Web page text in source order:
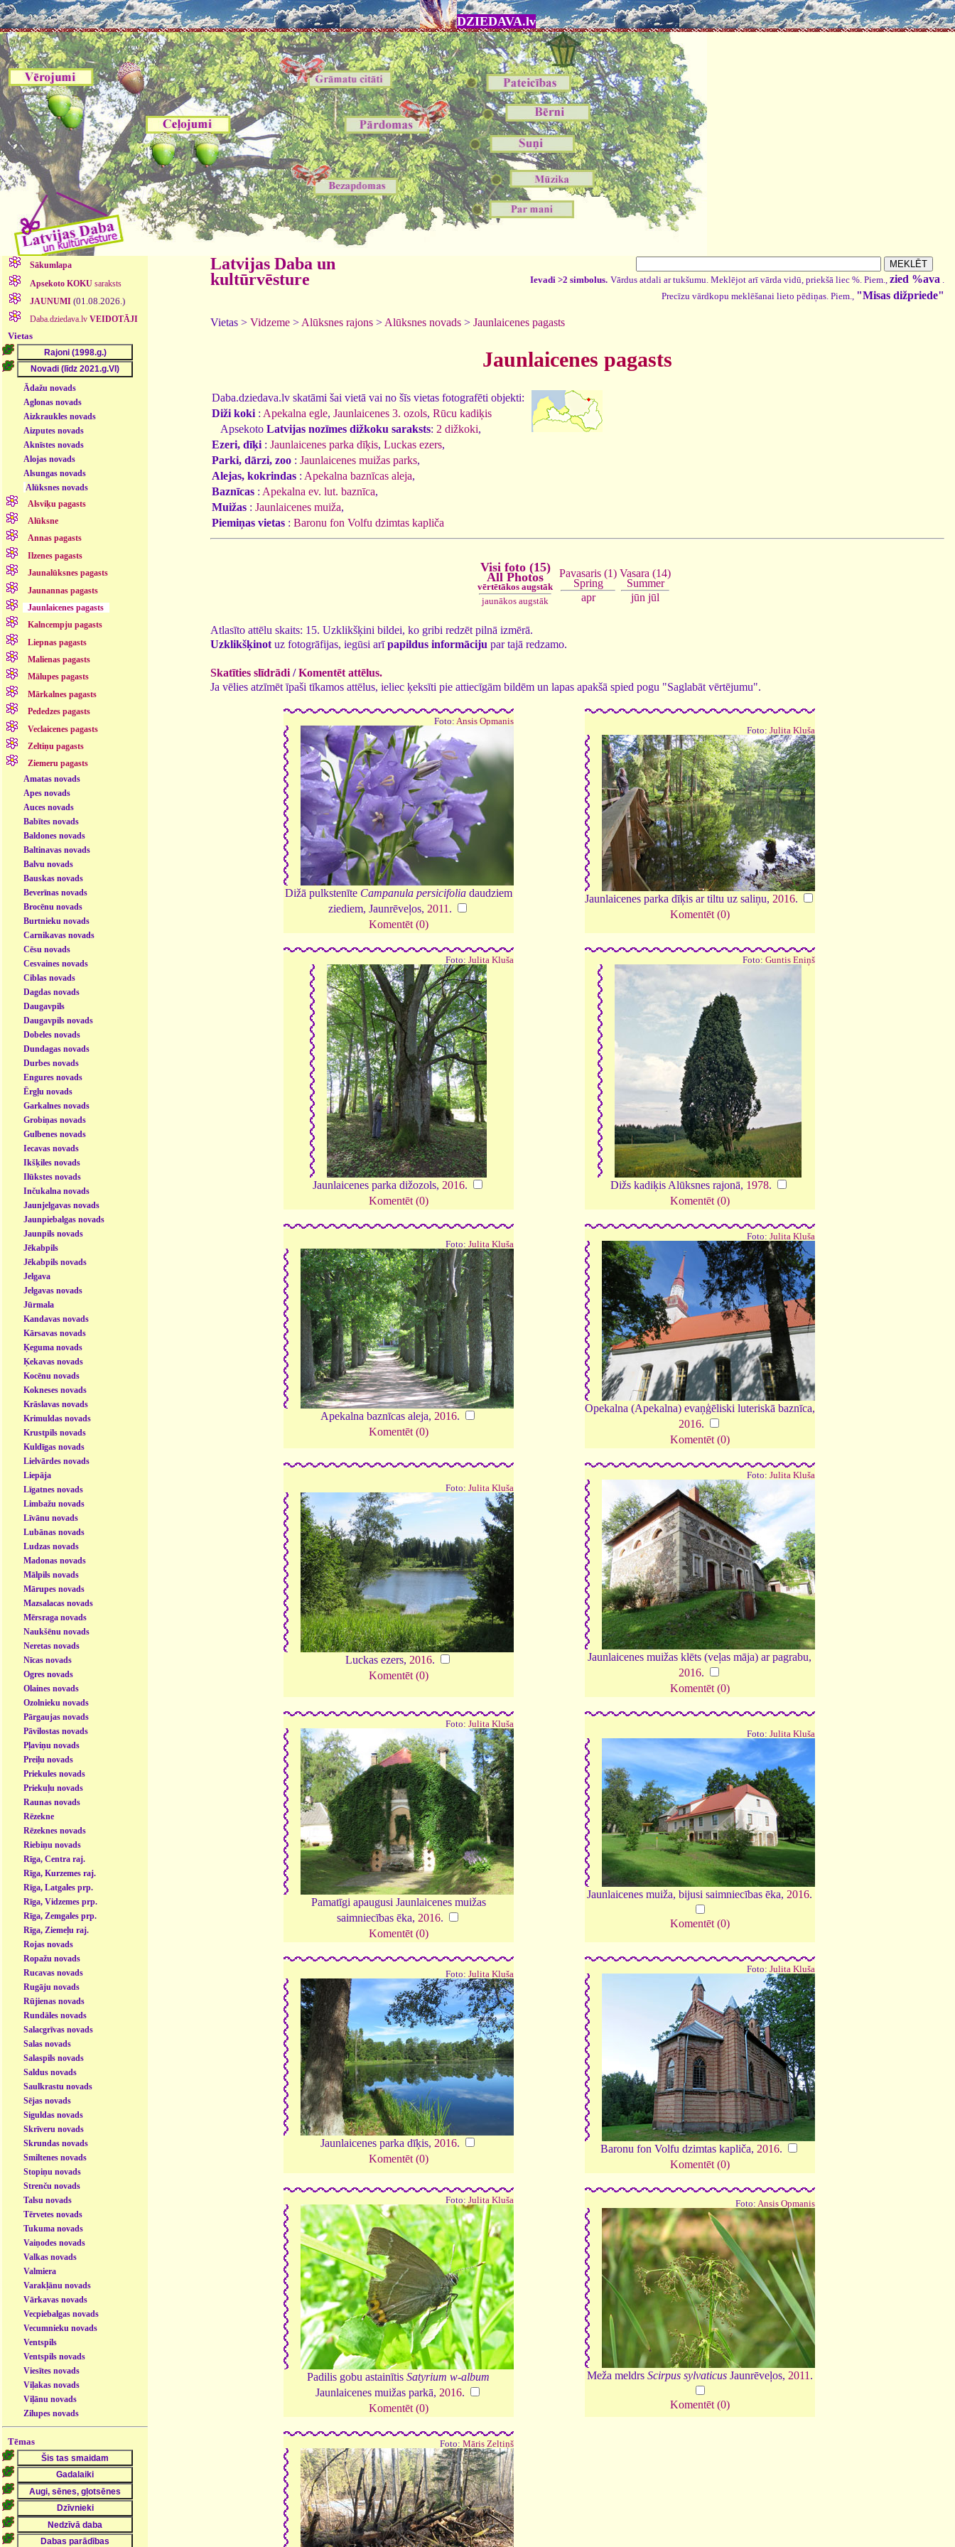
DZIEDAVA.lv
Sākumlapa
Apsekoto KOKUsaraksts
JAUNUMI (01.08.2026.)
Daba.dziedava.lv VEIDOTĀJI
Vietas
Ādažu novads
Aglonas novads
Aizkraukles novads
Aizputes novads
Aknīstes novads
Alojas novads
Alsungas novads
Alūksnes novads
Alsviķu pagasts
Alūksne
Annas pagasts
Ilzenes pagasts
Jaunalūksnes pagasts
Jaunannas pagasts
Jaunlaicenes pagasts
Kalncempju pagasts
Liepnas pagasts
Malienas pagasts
Mālupes pagasts
Mārkalnes pagasts
Pededzes pagasts
Veclaicenes pagasts
Zeltiņu pagasts
Ziemeru pagasts
Amatas novads
Apes novads
Auces novads
Babītes novads
Baldones novads
Baltinavas novads
Balvu novads
Bauskas novads
Beverīnas novads
Brocēnu novads
Burtnieku novads
Carnikavas novads
Cēsu novads
Cesvaines novads
Ciblas novads
Dagdas novads
Daugavpils
Daugavpils novads
Dobeles novads
Dundagas novads
Durbes novads
Engures novads
Ērgļu novads
Garkalnes novads
Grobiņas novads
Gulbenes novads
Iecavas novads
Ikšķiles novads
Ilūkstes novads
Inčukalna novads
Jaunjelgavas novads
Jaunpiebalgas novads
Jaunpils novads
Jēkabpils
Jēkabpils novads
Jelgava
Jelgavas novads
Jūrmala
Kandavas novads
Kārsavas novads
Ķeguma novads
Ķekavas novads
Kocēnu novads
Kokneses novads
Krāslavas novads
Krimuldas novads
Krustpils novads
Kuldīgas novads
Lielvārdes novads
Liepāja
Līgatnes novads
Limbažu novads
Līvānu novads
Lubānas novads
Ludzas novads
Madonas novads
Mālpils novads
Mārupes novads
Mazsalacas novads
Mērsraga novads
Naukšēnu novads
Neretas novads
Nīcas novads
Ogres novads
Olaines novads
Ozolnieku novads
Pārgaujas novads
Pāvilostas novads
Pļaviņu novads
Preiļu novads
Priekules novads
Priekuļu novads
Raunas novads
Rēzekne
Rēzeknes novads
Riebiņu novads
Rīga, Centra raj.
Rīga, Kurzemes raj.
Rīga, Latgales prp.
Rīga, Vidzemes prp.
Rīga, Zemgales prp.
Rīga, Ziemeļu raj.
Rojas novads
Ropažu novads
Rucavas novads
Rugāju novads
Rūjienas novads
Rundāles novads
Salacgrīvas novads
Salas novads
Salaspils novads
Saldus novads
Saulkrastu novads
Sējas novads
Siguldas novads
Skrīveru novads
Skrundas novads
Smiltenes novads
Stopiņu novads
Strenču novads
Talsu novads
Tērvetes novads
Tukuma novads
Vaiņodes novads
Valkas novads
Valmiera
Varakļānu novads
Vārkavas novads
Vecpiebalgas novads
Vecumnieku novads
Ventspils
Ventspils novads
Viesītes novads
Viļakas novads
Viļānu novads
Zilupes novads
Tēmas
Latvijas Daba un
kultūrvēsture
Ievadi >2 simbolus. Vārdus atdali ar tukšumu. Meklējot arī vārda vidū, priekšā liec %. Piem., zied %ava .
Precīzu vārdkopu meklēšanai lieto pēdiņas. Piem., "Misas dižpriede"
Vietas > Vidzeme > Alūksnes rajons > Alūksnes novads > Jaunlaicenes pagasts
Jaunlaicenes pagasts
Daba.dziedava.lv skatāmi šai vietā vai no šīs vietas fotografēti objekti:
Diži koki : Apekalna egle, Jaunlaicenes 3. ozols, Rūcu kadiķis
Apsekoto Latvijas nozīmes dižkoku saraksts: 2 dižkoki,
Ezeri, dīķi : Jaunlaicenes parka dīķis, Luckas ezers,
Parki, dārzi, zoo : Jaunlaicenes muižas parks,
Alejas, kokrindas : Apekalna baznīcas aleja,
Baznīcas : Apekalna ev. lut. baznīca,
Muižas : Jaunlaicenes muiža,
Piemiņas vietas : Baronu fon Volfu dzimtas kapliča
Visi foto (15)
All Photos
vērtētākos augstāk
jaunākos augstāk
Pavasaris (1)
Spring
apr
Vasara (14)
Summer
jūn jūl
Atlasīto attēlu skaits: 15. Uzklikšķini bildei, ko gribi redzēt pilnā izmērā.
Uzklikšķinot uz fotogrāfijas, iegūsi arīpapildus informāciju par tajā redzamo.
Skatīties slīdrādi /Komentēt attēlus.
Ja vēlies atzīmēt īpaši tīkamos attēlus, ieliec ķeksīti pie attiecīgām bildēm un lapas apakšā spied pogu "Saglabāt vērtējumu".
Foto: Ansis Opmanis
Dižā pulkstenīte Campanula persicifoliadaudziem
ziediem, Jaunrēveļos, 2011 .
Komentēt (0)
Foto: Julita Kluša
Jaunlaicenes parka dīķis ar tiltu uz saliņu, 2016.
Komentēt (0)
Foto: Julita Kluša
Jaunlaicenes parka dižozols, 2016.
Komentēt (0)
Foto: Guntis Eniņš
Dižs kadiķis Alūksnes rajonā, 1978.
Komentēt (0)
Foto: Julita Kluša
Apekalna baznīcas aleja, 2016.
Komentēt (0)
Foto: Julita Kluša
Opekalna (Apekalna) evaņģēliski luteriskā baznīca,
2016.
Komentēt (0)
Foto: Julita Kluša
Luckas ezers, 2016.
Komentēt (0)
Foto: Julita Kluša
Jaunlaicenes muižas klēts (veļas māja) ar pagrabu,
2016.
Komentēt (0)
Foto: Julita Kluša
Pamatīgi apaugusi Jaunlaicenes muižas
saimniecības ēka, 2016.
Komentēt (0)
Foto: Julita Kluša
Jaunlaicenes muiža, bijusi saimniecības ēka, 2016.
Komentēt (0)
Foto: Julita Kluša
Jaunlaicenes parka dīķis, 2016.
Komentēt (0)
Foto: Julita Kluša
Baronu fon Volfu dzimtas kapliča, 2016.
Komentēt (0)
Foto: Julita Kluša
Padilis gobu astainītis Satyrium w-album
Jaunlaicenes muižas parkā, 2016.
Komentēt (0)
Foto: Ansis Opmanis
Meža meldrs Scirpus sylvaticusJaunrēveļos, 2011 .
Komentēt (0)
Foto: Māris Zeltiņš